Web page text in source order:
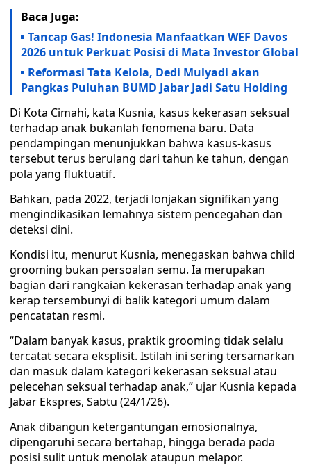
Baca Juga:
Tancap Gas! Indonesia Manfaatkan WEF Davos
2026 untuk Perkuat Posisi di Mata Investor Global
Reformasi Tata Kelola, Dedi Mulyadi akan
Pangkas Puluhan BUMD Jabar Jadi Satu Holding
Di Kota Cimahi, kata Kusnia, kasus kekerasan seksual
terhadap anak bukanlah fenomena baru. Data
pendampingan menunjukkan bahwa kasus-kasus
tersebut terus berulang dari tahun ke tahun, dengan
pola yang fluktuatif.
Bahkan, pada 2022, terjadi lonjakan signifikan yang
mengindikasikan lemahnya sistem pencegahan dan
deteksi dini.
Kondisi itu, menurut Kusnia, menegaskan bahwa child
grooming bukan persoalan semu. Ia merupakan
bagian dari rangkaian kekerasan terhadap anak yang
kerap tersembunyi di balik kategori umum dalam
pencatatan resmi.
“Dalam banyak kasus, praktik grooming tidak selalu
tercatat secara eksplisit. Istilah ini sering tersamarkan
dan masuk dalam kategori kekerasan seksual atau
pelecehan seksual terhadap anak,” ujar Kusnia kepada
Jabar Ekspres, Sabtu (24/1/26).
Anak dibangun ketergantungan emosionalnya,
dipengaruhi secara bertahap, hingga berada pada
posisi sulit untuk menolak ataupun melapor.